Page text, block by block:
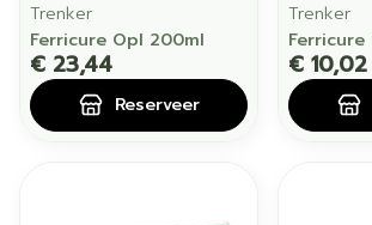
Trenker
Ferricure Opl 200ml
€ 23,44
Reserveer
Trenker
€ 10,02